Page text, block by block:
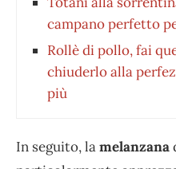
campano perfetto
Rollè di pollo, fai
chiuderlo alla
più
In seguito, lamelanzana